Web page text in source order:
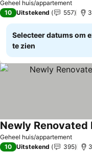
Geheel huis/appartement
10 Uitstekend 557
Selecteer datums om
te zien
Geheel huis/appartement
Newly Renovated
10 Uitstekend 395